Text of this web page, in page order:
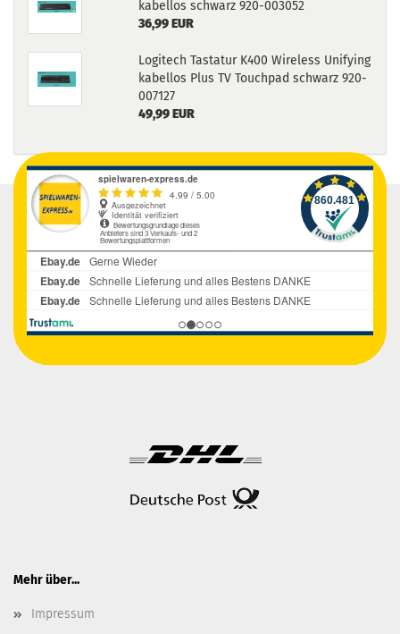
kabellos schwarz 920-003052
36,99 EUR
Logitech Tastatur K400 Wireless Unifying
kabellos Plus TV Touchpad schwarz 920-
007127
49,99 EUR
Mehr über...
Impressum